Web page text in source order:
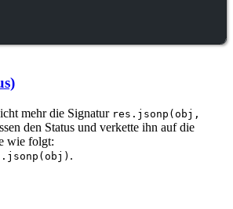
mehr die Signatur res.jsonp(obj,
den Status und verkette ihn auf die
wie folgt:
.